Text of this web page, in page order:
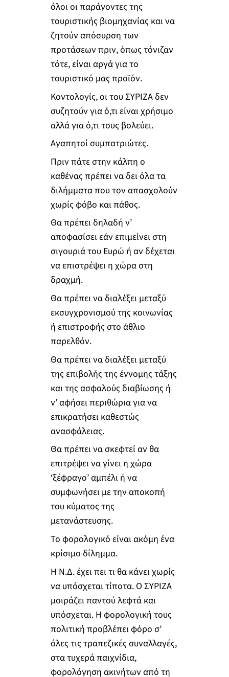
όλοι οι παράγοντες της
τουριστικής βιομηχανίας και να
ζητούν απόσυρση των
προτάσεων πριν, όπως τόνιζαν
τότε, είναι αργά για το
τουριστικό μας προϊόν.
Κοντολογίς, οι του ΣΥΡΙΖΑ δεν
συζητούν για ό,τι είναι χρήσιμο
αλλά για ό,τι τους βολεύει.
Αγαπητοί συμπατριώτες.
Πριν πάτε στην κάλπη ο
καθένας πρέπει να δει όλα τα
διλήμματα που τον απασχολούν
χωρίς φόβο και πάθος.
Θα πρέπει δηλαδή ν’
αποφασίσει εάν επιμείνει στη
σιγουριά του Ευρώ ή αν δέχεται
να επιστρέψει η χώρα στη
δραχμή.
Θα πρέπει να διαλέξει μεταξύ
εκσυγχρονισμού της κοινωνίας
ή επιστροφής στο άθλιο
παρελθόν.
Θα πρέπει να διαλέξει μεταξύ
της επιβολής της έννομης τάξης
και της ασφαλούς διαβίωσης ή
ν’ αφήσει περιθώρια για να
επικρατήσει καθεστώς
ανασφάλειας.
Θα πρέπει να σκεφτεί αν θα
επιτρέψει να γίνει η χώρα
‘ξέφραγο’ αμπέλι ή να
συμφωνήσει με την αποκοπή
του κύματος της
μετανάστευσης.
Το φορολογικό είναι ακόμη ένα
κρίσιμο δίλημμα.
Η Ν.Δ. έχει πει τι θα κάνει χωρίς
να υπόσχεται τίποτα. Ο ΣΥΡΙΖΑ
μοιράζει παντού λεφτά και
υπόσχεται. Η φορολογική τους
πολιτική προβλέπει φόρο σ’
όλες τις τραπεζικές συναλλαγές,
στα τυχερά παιχνίδια,
φορολόγηση ακινήτων από τη